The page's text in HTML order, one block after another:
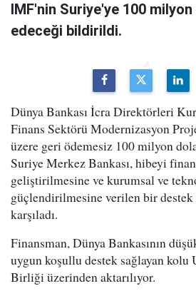
IMF'nin Suriye'ye 100
edeceği bildirildi.
Dünya Bankası İcra Direktörleri
Finans Sektörü Modernizasyon
üzere geri ödemesiz 100 milyon
Suriye Merkez Bankası, hibeyi
geliştirilmesine ve kurumsal ve
güçlendirilmesine verilen bir
karşıladı.
Finansman, Dünya Bankasının
uygun koşullu destek sağlayan kolu
Birliği üzerinden aktarılıyor.